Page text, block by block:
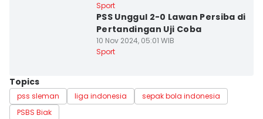
Sport
PSS Unggul 2-0 Lawan Persiba di
Pertandingan Uji Coba
10 Nov 2024, 05:01 WIB
Sport
Topics
pss sleman liga indonesia
sepak bola indonesia
PSBS Biak